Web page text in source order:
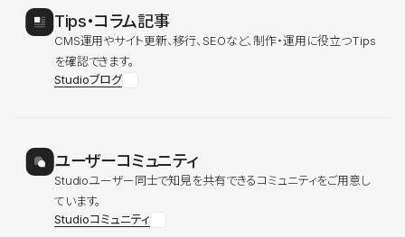
Tips・コラム記事
CMS運用やサイト更新、移行、SEOなど、制作・運用に役立つTips
を確認できます。
Studioブログ
ユーザーコミュニティ
Studioユーザー同士で知見を共有できるコミュニティをご用意し
ています。
Studioコミュニティ